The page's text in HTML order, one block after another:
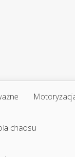
chaosu